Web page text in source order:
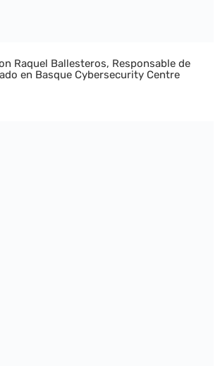
Raquel Ballesteros, Responsable de
en Basque Cybersecurity Centre